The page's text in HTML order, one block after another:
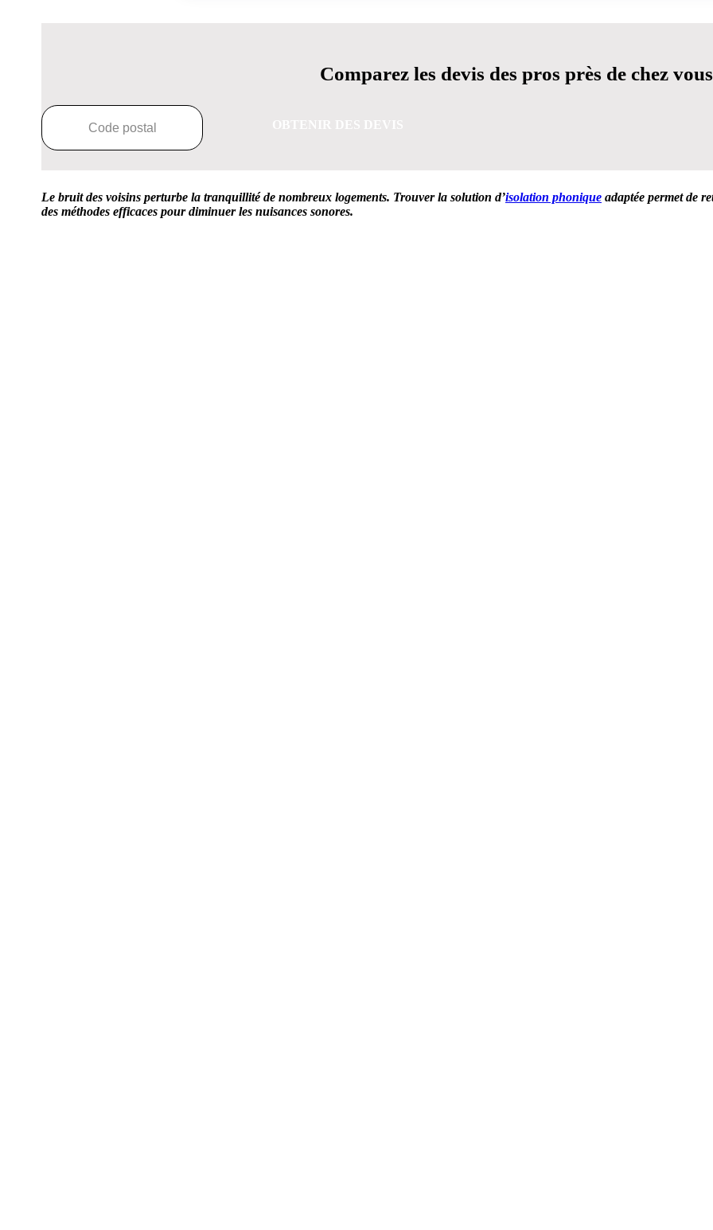
Comparez les devis des pros près de chez
Le bruit des voisins perturbe la tranquillité de nombreux logements. Trouver la solution d’isolation phonique adaptée permet de
des méthodes efficaces pour diminuer les nuisances sonores.